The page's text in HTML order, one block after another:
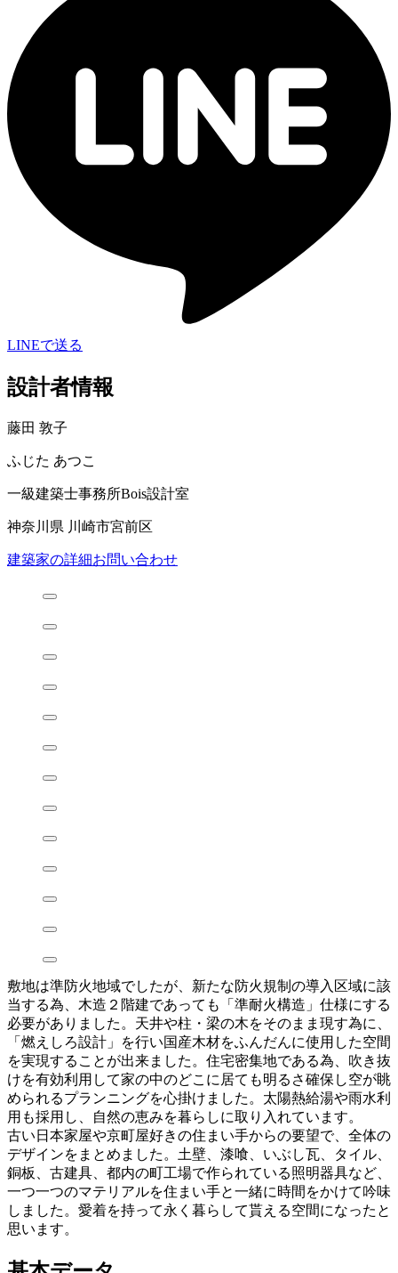
LINEで送る
設計者情報
藤田 敦子
ふじた あつこ
一級建築士事務所Bois設計室
神奈川県 川崎市宮前区
建築家の詳細お問い合わせ
敷地は準防火地域でしたが、新たな防火規制の導入区域に該
当する為、木造２階建であっても「準耐火構造」仕様にする
必要がありました。天井や柱・梁の木をそのまま現す為に、
「燃えしろ設計」を行い国産木材をふんだんに使用した空間
を実現することが出来ました。住宅密集地である為、吹き抜
けを有効利用して家の中のどこに居ても明るさ確保し空が眺
められるプランニングを心掛けました。太陽熱給湯や雨水利
用も採用し、自然の恵みを暮らしに取り入れています。
古い日本家屋や京町屋好きの住まい手からの要望で、全体の
デザインをまとめました。土壁、漆喰、いぶし瓦、タイル、
銅板、古建具、都内の町工場で作られている照明器具など、
一つ一つのマテリアルを住まい手と一緒に時間をかけて吟味
しました。愛着を持って永く暮らして貰える空間になったと
思います。